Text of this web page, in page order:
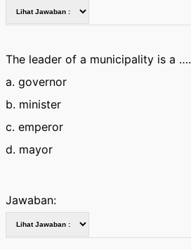
The leader of a municipality is a ….
a. governor
b. minister
c. emperor
d. mayor
Jawaban: